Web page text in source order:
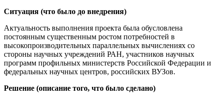
Ситуация (что было до внедрения)
Актуальность выполнения проекта была обусловлена
постоянным существенным ростом потребностей в
высокопроизводительных параллельных вычислениях со
стороны научных учреждений РАН, участников научных
программ профильных министерств Российской Федерации и
федеральных научных центров, российских ВУЗов.
Решение (описание того, что было сделано)